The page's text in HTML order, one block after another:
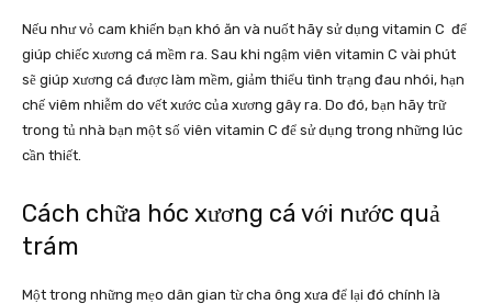
Nếu như vỏ cam khiến bạn khó ăn và nuốt hãy sử dụng vitamin C để
giúp chiếc xương cá mềm ra. Sau khi ngậm viên vitamin C vài phút
sẽ giúp xương cá được làm mềm, giảm thiểu tình trạng đau nhói, hạn
chế viêm nhiễm do vết xước của xương gây ra. Do đó, bạn hãy trữ
trong tủ nhà bạn một số viên vitamin C để sử dụng trong những lúc
cần thiết.
Cách chữa hóc xương cá với nước quả
trám
Một trong những mẹo dân gian từ cha ông xưa để lại đó chính là